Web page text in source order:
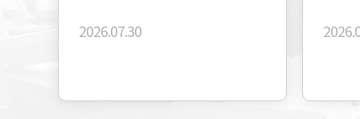
2026.07.30